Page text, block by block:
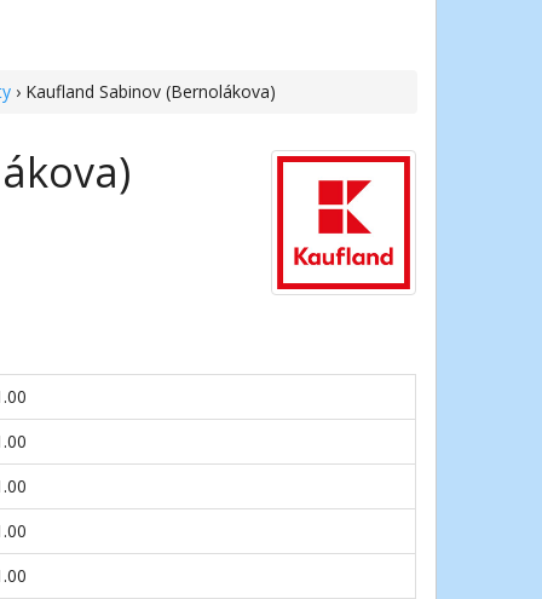
› Kaufland Sabinov (Bernolákova)